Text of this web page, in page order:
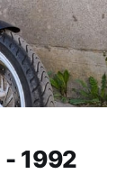
1992